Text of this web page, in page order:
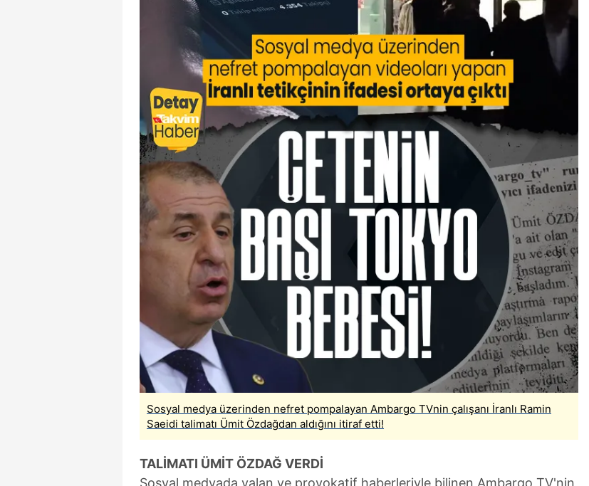
Sosyal medya üzerinden nefret pompalayan Ambargo TVnin çalışanı İranlı Ramin
Saeidi talimatı Ümit Özdağdan aldığını itiraf etti!
TALİMATI ÜMİT ÖZDAĞ VERDİ
Sosyal medyada yalan ve provokatif haberleriyle bilinen Ambargo TV'nin